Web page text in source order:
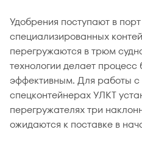
Удобрения поступают в
специализированных
перегружаются в трюм
технологии делает
эффективным. Для работы
спецконтейнерах УЛКТ
перегружателях три
ожидаются к поставке в